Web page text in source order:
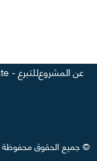
عن المشروعللتبرع - donate
©جميع الحقوق محفوظة